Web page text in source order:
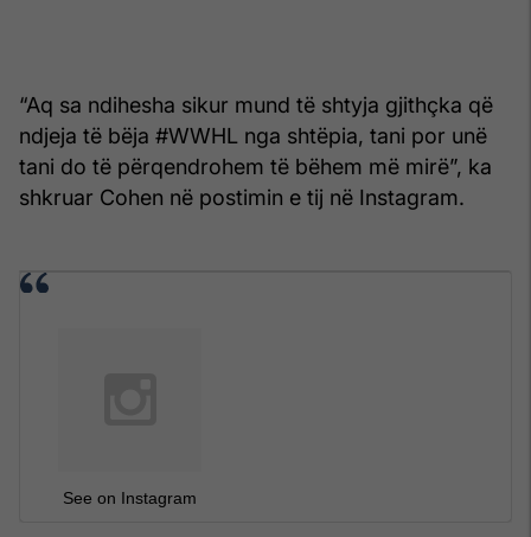
“Aq sa ndihesha sikur mund të shtyja gjithçka që
ndjeja të bëja #WWHL nga shtëpia, tani por unë
tani do të përqendrohem të bëhem më mirë”, ka
shkruar Cohen në postimin e tij në Instagram.
See on Instagram